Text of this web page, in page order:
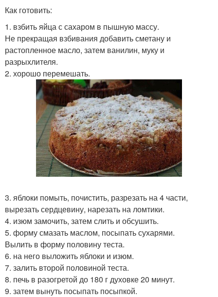
Как готовить:
1. взбить яйца с сахаром в пышную массу.
Не прекращая взбивания добавить сметану и
растопленное масло, затем ванилин, муку и
разрыхлителя.
2. хорошо перемешать.
3. яблоки помыть, почистить, разрезать на 4 части,
вырезать сердцевину, нарезать на ломтики.
4. изюм замочить, затем слить и обсушить.
5. форму смазать маслом, посыпать сухарями.
Вылить в форму половину теста.
6. на него выложить яблоки и изюм.
7. залить второй половиной теста.
8. печь в разогретой до 180 г духовке 20 минут.
9. затем вынуть посыпать посыпкой.